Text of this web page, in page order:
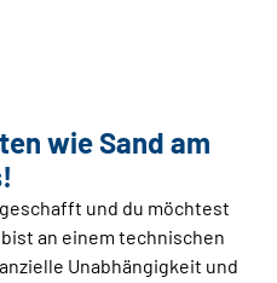
wie Sand am
und du möchtest
an einem technischen
Unabhängigkeit und